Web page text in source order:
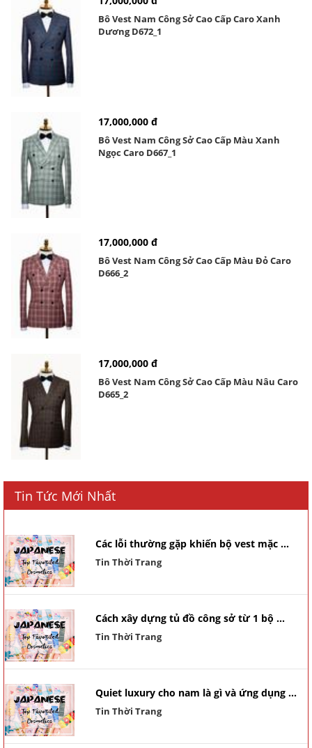
Bô Vest Nam Công Sở Cao Cấp Caro Xanh
Dương D672_1
17,000,000 đ
Bô Vest Nam Công Sở Cao Cấp Màu Xanh
Ngọc Caro D667_1
17,000,000 đ
Bô Vest Nam Công Sở Cao Cấp Màu Đỏ Caro
D666_2
17,000,000 đ
Bô Vest Nam Công Sở Cao Cấp Màu Nâu Caro
D665_2
Tin Tức Mới Nhất
Các lỗi thường gặp khiến bộ vest mặc ...
Tin Thời Trang
Cách xây dựng tủ đồ công sở từ 1 bộ ...
Tin Thời Trang
Quiet luxury cho nam là gì và ứng dụng ...
Tin Thời Trang